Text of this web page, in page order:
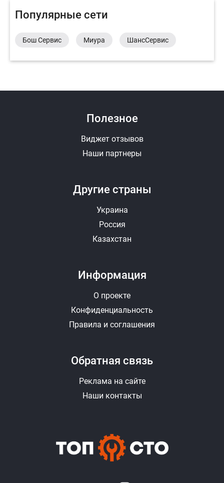
Популярные сети
Бош Сервис Миура ШансСервис
Другие страны
Украина
Россия
Казахстан
Полезное
Виджет отзывов
Наши партнеры
Информация
О проекте
Конфиденциальность
Правила и соглашения
Обратная связь
Реклама на сайте
Наши контакты